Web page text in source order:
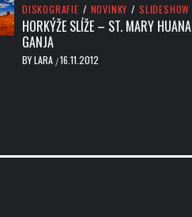
DISKOGRAFIE / NOVINKY / SLIDESHOW
HORKÝŽE SLÍŽE – ST. MARY HUANA
GANJA
BYLARA /16.11.2012